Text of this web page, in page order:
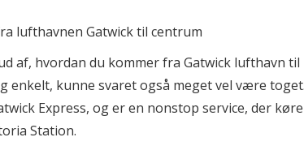
af, hvordan du kommer fra Gatwick lufthavn til
enkelt, kunne svaret også meget vel være
Express, og er en nonstop service, der
Station.